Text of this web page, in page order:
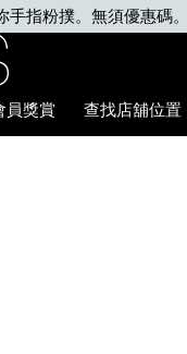
手指粉撲。無須優惠碼
員獎賞 查找店舖位置